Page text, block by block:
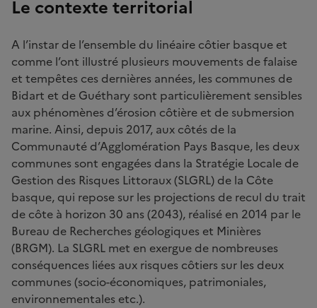
Le contexte territorial
A l’instar de l’ensemble du linéaire côtier basque et
comme l’ont illustré plusieurs mouvements de falaise
et tempêtes ces dernières années, les communes de
Bidart et de Guéthary sont particulièrement sensibles
aux phénomènes d’érosion côtière et de submersion
marine. Ainsi, depuis 2017, aux côtés de la
Communauté d’Agglomération Pays Basque, les deux
communes sont engagées dans la Stratégie Locale de
Gestion des Risques Littoraux (SLGRL) de la Côte
basque, qui repose sur les projections de recul du trait
de côte à horizon 30 ans (2043), réalisé en 2014 par le
Bureau de Recherches géologiques et Minières
(BRGM). La SLGRL met en exergue de nombreuses
conséquences liées aux risques côtiers sur les deux
communes (socio-économiques, patrimoniales,
environnementales etc.).